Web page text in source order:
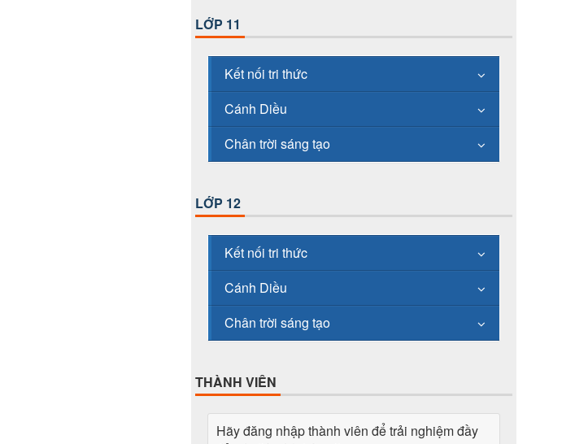
LỚP 11
Kết nối tri thức
Cánh Diều
Chân trời sáng tạo
LỚP 12
Kết nối tri thức
Cánh Diều
Chân trời sáng tạo
THÀNH VIÊN
Hãy đăng nhập thành viên để trải nghiệm đầy